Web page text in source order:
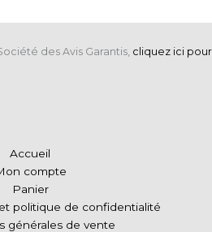
des Avis Garantis, cliquez ici pour
Accueil
compte
Panier
politique de confidentialité
générales de vente